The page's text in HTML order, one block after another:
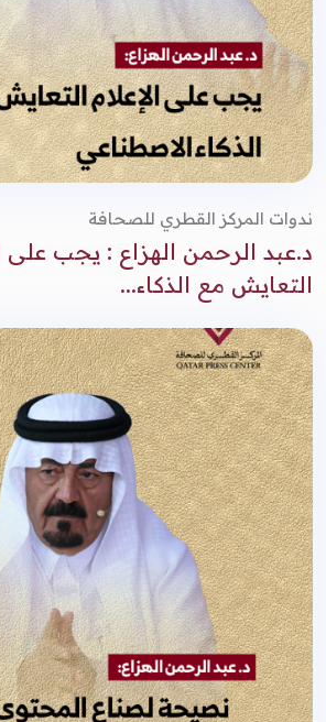
ندوات المركز القطري للصحافة
د.عبد الرحمن الهزاع : يجب على
التعايش مع الذكاء...